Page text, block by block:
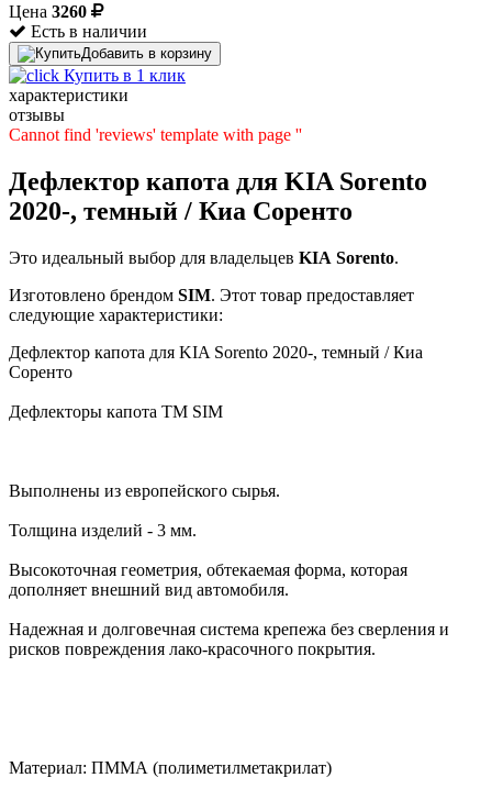
Цена 3260
Есть в наличии
Добавить в корзину
Купить в 1 клик
характеристики
отзывы
Cannot find 'reviews' template with page ''
Дефлектор капота для KIA Sorento
2020-, темный / Киа Соренто
Это идеальный выбор для владельцев KIA Sorento.
Изготовлено брендом SIM. Этот товар предоставляет
следующие характеристики:
Дефлектор капота для KIA Sorento 2020-, темный / Киа
Соренто
Дефлекторы капота TM SIM
Выполнены из европейского сырья.
Толщина изделий - 3 мм.
Высокоточная геометрия, обтекаемая форма, которая
дополняет внешний вид автомобиля.
Надежная и долговечная система крепежа без сверления и
рисков повреждения лако-красочного покрытия.
Материал: ПММА (полиметилметакрилат)